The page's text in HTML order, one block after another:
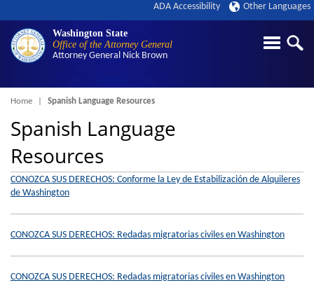
Washington State
Office of the Attorney General
Attorney General Nick Brown
ADA Accessibility Other Languages
Breadcrumb
Home Spanish Language Resources
Spanish Language
Resources
CONOZCA SUS DERECHOS: Conforme la Ley de Estabilización de Alquileres
de Washington
CONOZCA SUS DERECHOS: Redadas migratorias civiles en Washington
CONOZCA SUS DERECHOS: Redadas migratorias civiles en Washington